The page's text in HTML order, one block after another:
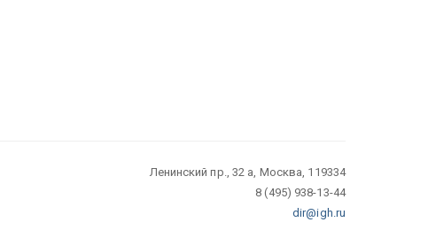
Ленинский пр., 32 а, Москва, 119334
8 (495) 938-13-44
dir@igh.ru